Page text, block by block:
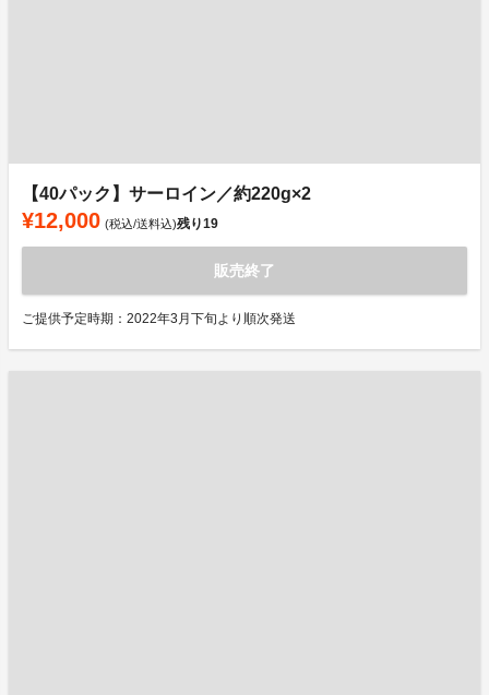
【40パック】サーロイン／約220g×2
¥12,000 (税込/送料込)残り19
販売終了
ご提供予定時期：2022年3月下旬より順次発送